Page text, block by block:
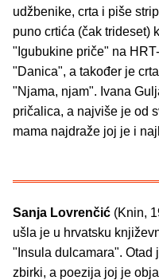
udžbenike, crta i piše
puno crtića (čak trideset)
"Igubukine priče" na
"Danica", a također je
"Njama, njam". Ivana
pričalica, a najviše je od
mama najdraže joj je i
Sanja Lovrenčić (Knin,
ušla je u hrvatsku
"Insula dulcamara". Otad
zbirki, a poezija joj je